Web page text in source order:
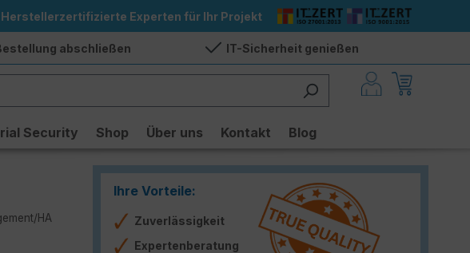
Herstellerzertifizierte Experten für Ihr Projekt
abschließen IT-Sicherheit genießen
Security Shop Über uns Kontakt Blog
HA
Ihre Vorteile:
Zuverlässigkeit
Expertenberatung